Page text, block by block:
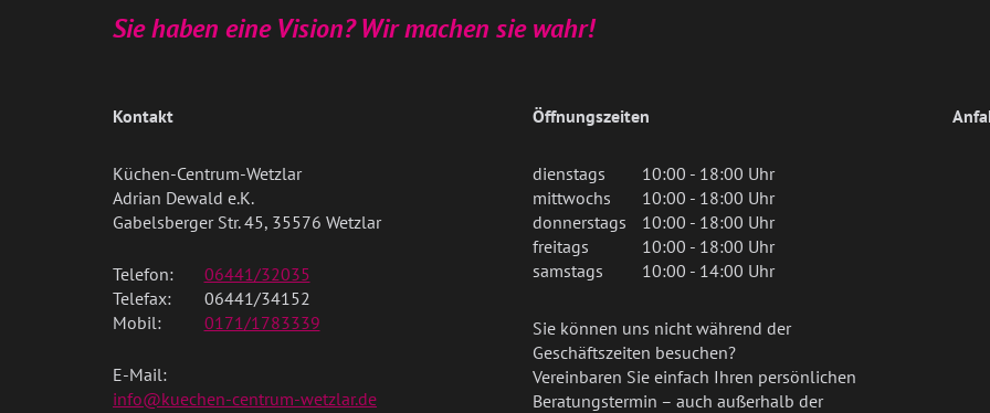
Sie haben eine Vision? Wir machen sie wahr!
Kontakt
Küchen-Centrum-Wetzlar
Adrian Dewald e.K.
Gabelsberger Str. 45, 35576 Wetzlar
Telefon:
06441/32035
Telefax:
06441/34152
Mobil:
0171/1783339
E-Mail:
info@kuechen-centrum-wetzlar.de
Öffnungszeiten
dienstags
10:00 - 18:00 Uhr
mittwochs
10:00 - 18:00 Uhr
donnerstags
10:00 - 18:00 Uhr
freitags
10:00 - 18:00 Uhr
samstags
10:00 - 14:00 Uhr
Sie können uns nicht während der
Geschäftszeiten besuchen?
Vereinbaren Sie einfach Ihren persönlichen
Beratungstermin – auch außerhalb der